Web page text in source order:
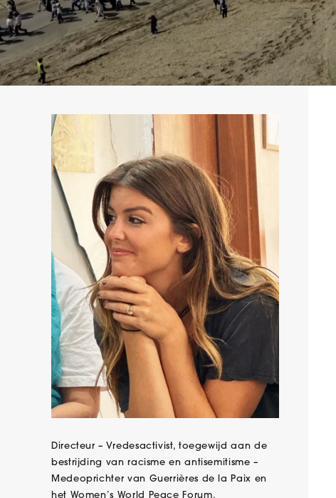
Directeur – Vredesactivist, toegewijd aan de
bestrijding van racisme en antisemitisme –
Medeoprichter van Guerrières de la Paix en
het Women’s World Peace Forum.